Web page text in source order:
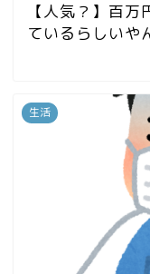
【人気？】百
ているらしいや
生活